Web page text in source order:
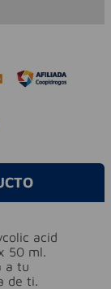
50 ml.
a tu
de ti.